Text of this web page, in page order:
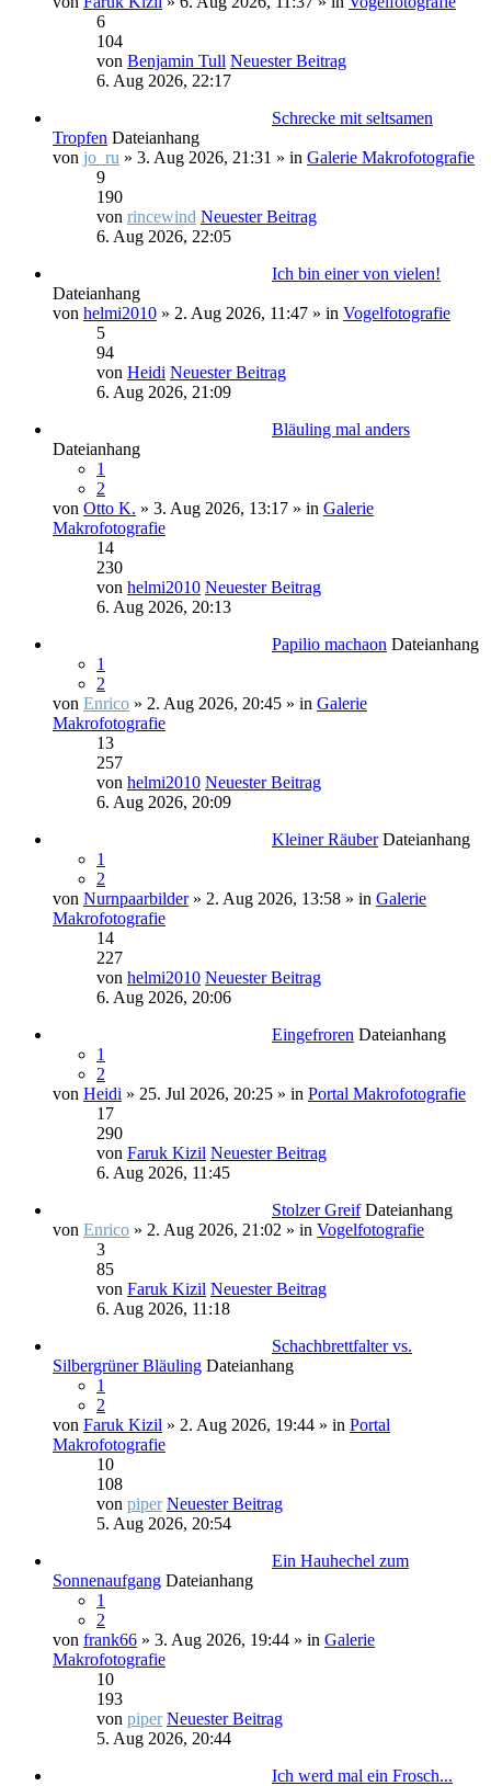
6
104
von Benjamin Tull Neuester Beitrag
6. Aug 2026, 22:17
Schrecke mit seltsamen
Tropfen Dateianhang
von jo_ru » 3. Aug 2026, 21:31 » in Galerie Makrofotografie
9
190
von rincewind Neuester Beitrag
6. Aug 2026, 22:05
Ich bin einer von vielen!
Dateianhang
von helmi2010 » 2. Aug 2026, 11:47 » in Vogelfotografie
5
94
von Heidi Neuester Beitrag
6. Aug 2026, 21:09
Bläuling mal anders
Dateianhang
1
2
von Otto K. » 3. Aug 2026, 13:17 » in Galerie
Makrofotografie
14
230
von helmi2010 Neuester Beitrag
6. Aug 2026, 20:13
Papilio machaon Dateianhang
1
2
von Enrico » 2. Aug 2026, 20:45 » in Galerie
Makrofotografie
13
257
von helmi2010 Neuester Beitrag
6. Aug 2026, 20:09
Kleiner Räuber Dateianhang
1
2
von Nurnpaarbilder» 2. Aug 2026, 13:58 » in Galerie
Makrofotografie
14
227
von helmi2010 Neuester Beitrag
6. Aug 2026, 20:06
Eingefroren Dateianhang
1
2
von Heidi » 25. Jul 2026, 20:25 » in Portal Makrofotografie
17
290
von Faruk Kizil Neuester Beitrag
6. Aug 2026, 11:45
Stolzer Greif Dateianhang
von Enrico » 2. Aug 2026, 21:02 » in Vogelfotografie
3
85
von Faruk Kizil Neuester Beitrag
6. Aug 2026, 11:18
Schachbrettfalter vs.
Silbergrüner Bläuling Dateianhang
1
2
von Faruk Kizil » 2. Aug 2026, 19:44 » in Portal
Makrofotografie
10
108
von piper Neuester Beitrag
5. Aug 2026, 20:54
Ein Hauhechel zum
Sonnenaufgang Dateianhang
1
2
von frank66 » 3. Aug 2026, 19:44 » in Galerie
Makrofotografie
10
193
von piper Neuester Beitrag
5. Aug 2026, 20:44
Ich werd mal ein Frosch...